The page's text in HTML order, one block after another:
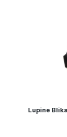
Lupine